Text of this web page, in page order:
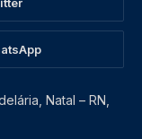
Natal – RN,